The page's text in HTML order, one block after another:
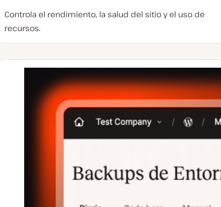
Controla el rendimiento, la salud del sitio y el uso de
recursos.